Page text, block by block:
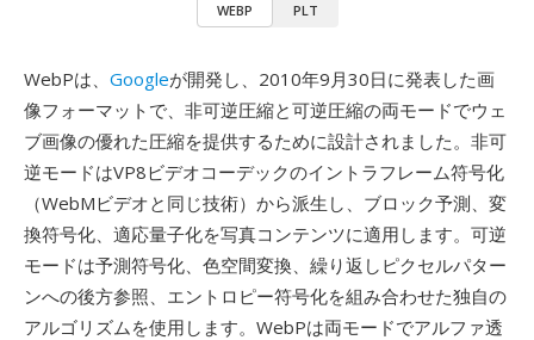
WEBP PLT
WebPは、 Googleが開発し、2010年9月30日に発表した画
像フォーマットで、非可逆圧縮と可逆圧縮の両モードでウェ
ブ画像の優れた圧縮を提供するために設計されました。非可
逆モードはVP8ビデオコーデックのイントラフレーム符号化
（WebMビデオと同じ技術）から派生し、ブロック予測、変
換符号化、適応量子化を写真コンテンツに適用します。可逆
モードは予測符号化、色空間変換、繰り返しピクセルパター
ンへの後方参照、エントロピー符号化を組み合わせた独自の
アルゴリズムを使用します。WebPは両モードでアルファ透